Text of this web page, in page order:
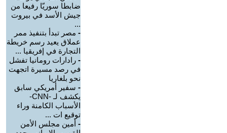
ضابطا سوريّا رفيعا من
جيش الأسد في بيروت
...
- مصر تبدأ بتنفيذ ممر
عملاق يعيد رسم خريطة
التجارة في إفريقيا ...
- رادارات رومانيا تفشل
في رصد مسيرة اتجهت
نحو بلغاريا
- سفير أمريكي سابق
يكشف لـ -CNN-
الأسباب الكامنة وراء
توقيع ات ...
- أمين مجلس الأمن